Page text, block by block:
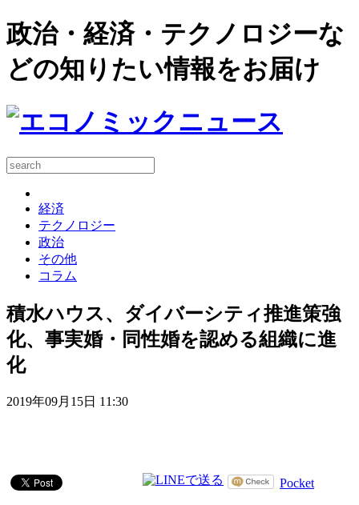
政治・経済・テクノロジーな
どの知りたい情報をお届け
経済
テクノロジー
政治
その他
コラム
積水ハウス、ダイバーシティ推進策強
化、事実婚・同性婚を認める組織に進
化
2019年09月15日 11:30
Pocket